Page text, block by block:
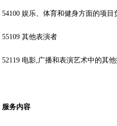
54100 娱乐、体育和健身方面的项目
55109 其他表演者
52119 电影,广播和表演艺术中的其
服务内容